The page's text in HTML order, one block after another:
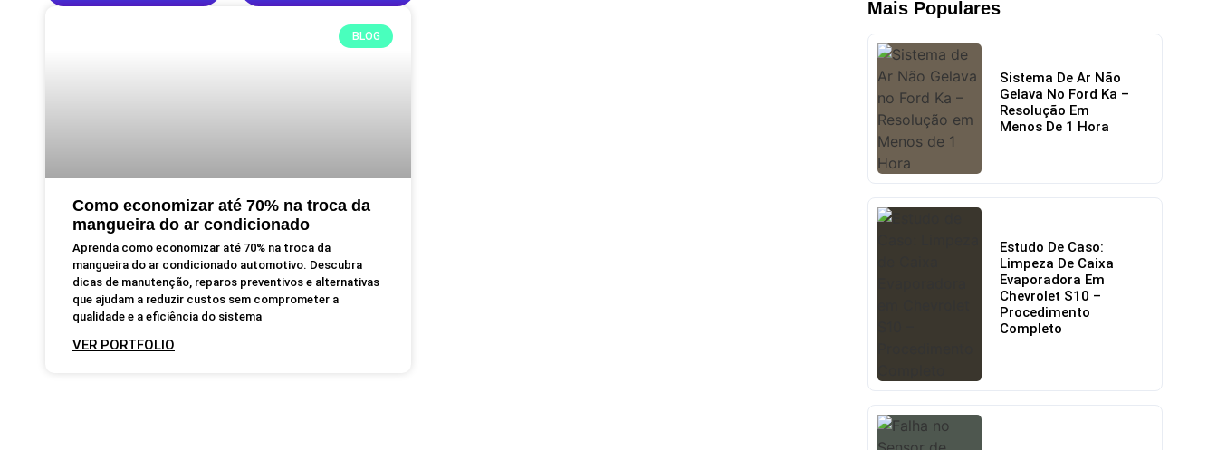
BLOG
Como economizar até 70% na troca da
mangueira do ar condicionado
Aprenda como economizar até 70% na troca da
mangueira do ar condicionado automotivo. Descubra
dicas de manutenção, reparos preventivos e alternativas
que ajudam a reduzir custos sem comprometer a
qualidade e a eficiência do sistema
VER PORTFOLIO
Mais Populares
Sistema De Ar Não
Gelava No Ford Ka –
Resolução Em
Menos De 1 Hora
Estudo De Caso:
Limpeza De Caixa
Evaporadora Em
Chevrolet S10 –
Procedimento
Completo